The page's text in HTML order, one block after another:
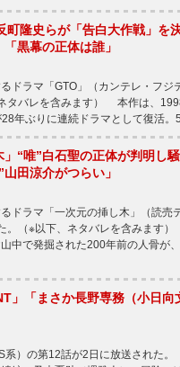
町隆史らが「告白大作戦」を
黒幕の正体は誰」
ドラマ「GTO」（カンテレ・フジ
タバレを含みます） 本作は、
年ぶりに連続ドラマとして復活。
」“唯”白石聖の正体が判明し
山田涼介がつらい」
ドラマ「一次元の挿し木」（読売
。（※以下、ネタバレを含みます
中で発掘された200年前の人骨が
」「まさか長野専務（小日
系）の第12話が2日に放送された